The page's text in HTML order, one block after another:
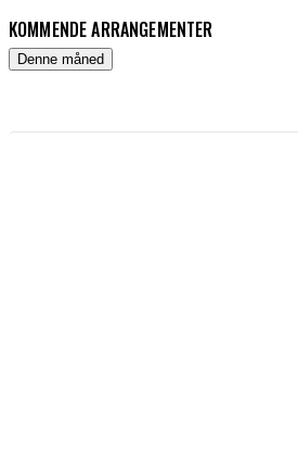
KOMMENDE ARRANGEMENTER
Denne måned